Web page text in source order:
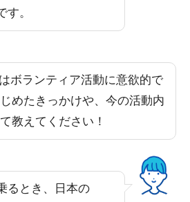
。
ボランティア活動に意欲的で
めたきっかけや、今の活動内
教えてください！
るとき、日本の